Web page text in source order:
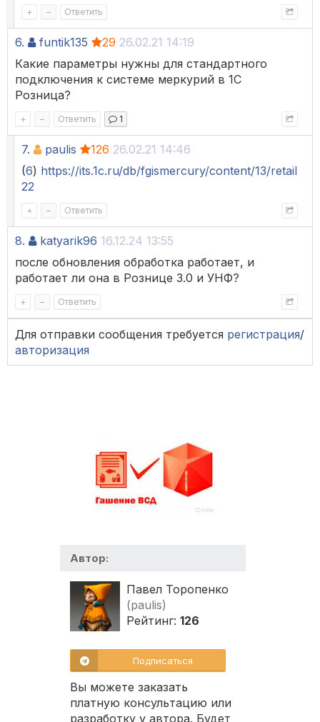
+ – Ответить
6. funtik135 29 26.02.21 14:19
Какие параметры нужны для стандартного
подключения к системе меркурий в 1С
Розница?
+ – Ответить 1
7. paulis 126 26.02.21 14:46
(6) https://its.1c.ru/db/fgismercury/content/13/retail
22
+ – Ответить
8. katyarik96 16.12.24 13:55
после обновления обработка работает, и
работает ли она в Рознице 3.0 и УНФ?
+ – Ответить
Для отправки сообщения требуется регистрация/
авторизация
Автор:
Павел Торопенко
(paulis)
Рейтинг: 126
Подписаться
Вы можете заказать
платную консультацию или
разработку у автора. Будет